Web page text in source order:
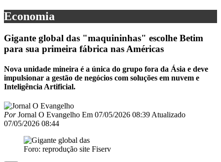
Economia
Gigante global das "maquininhas" escolhe Betim
para sua primeira fábrica nas Américas
Nova unidade mineira é a única do grupo fora da Ásia e deve
impulsionar a gestão de negócios com soluções em nuvem e
Inteligência Artificial.
PorJornal O Evangelho Em 07/05/2026 08:39 Atualizado
07/05/2026 08:44
Foro: reprodução site Fiserv